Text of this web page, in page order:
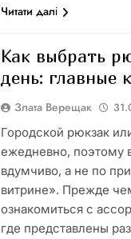
Читати далі
Как выбрать
день: главные
Злата Верещак
Городской рюкзак
ежедневно, поэтому
вдумчиво, а не по
витрине». Прежде
ознакомиться с
где представлены